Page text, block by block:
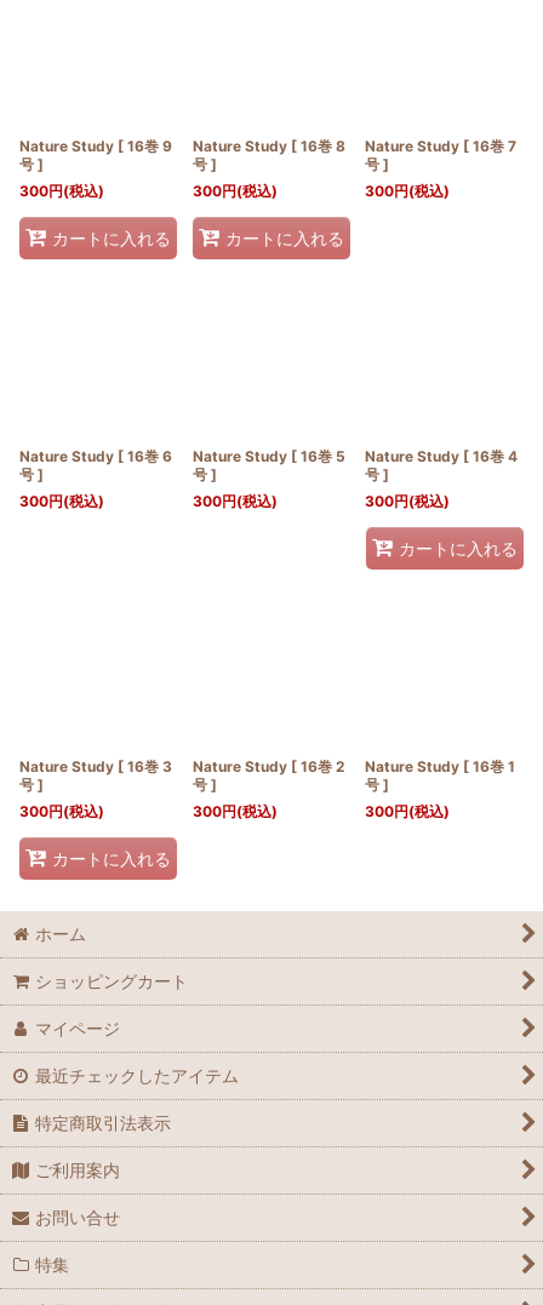
Nature Study [ 16巻 9
号 ]
300円(税込)
カートに入れる
Nature Study [ 16巻 8
号 ]
300円(税込)
カートに入れる
Nature Study [ 16巻 7
号 ]
300円(税込)
Nature Study [ 16巻 6
号 ]
300円(税込)
Nature Study [ 16巻 5
号 ]
300円(税込)
Nature Study [ 16巻 4
号 ]
300円(税込)
カートに入れる
Nature Study [ 16巻 3
号 ]
300円(税込)
カートに入れる
Nature Study [ 16巻 2
号 ]
300円(税込)
Nature Study [ 16巻 1
号 ]
300円(税込)
ホーム
ショッピングカート
マイページ
最近チェックしたアイテム
特定商取引法表示
ご利用案内
お問い合せ
特集